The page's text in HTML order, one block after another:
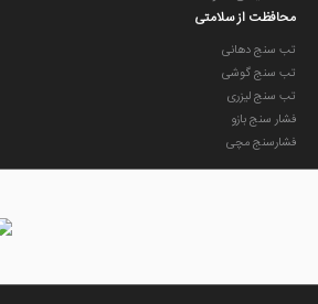
محافظت از سلامتی
تب سنج دهانی
تب سنج گوشی
تب سنج لیزری
فشار سنج بازو
فشارسنج مچی